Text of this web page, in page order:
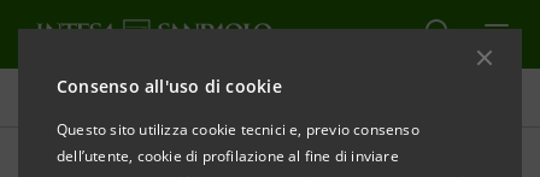
Consenso all'uso di cookie
Questo sito utilizza cookie tecnici e, previo consenso
dell’utente, cookie di profilazione al fine di inviare
Comunicati stampa
STAMPA AGGIORNA